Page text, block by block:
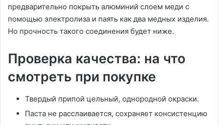
предварительно покрыть алюминий слоем меди с
помощью электролиза и паять как два медных изделия.
Но прочность такого соединения будет ниже.
Проверка качества: на что
смотреть при покупке
Твердый припой цельный, однородной окраски.
Паста не расслаивается, сохраняет консистенцию